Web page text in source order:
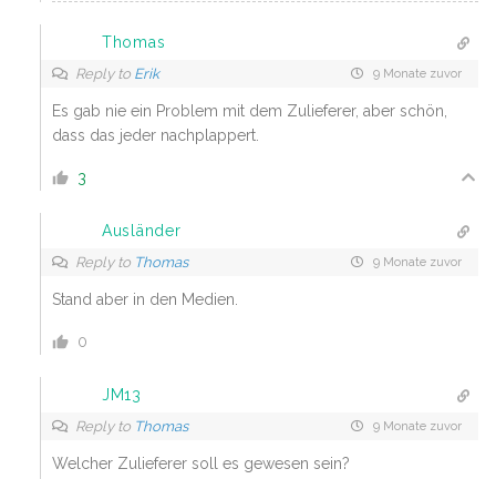
Thomas
Reply to Erik 9 Monate zuvor
Es gab nie ein Problem mit dem Zulieferer, aber schön,
dass das jeder nachplappert.
3
Ausländer
Reply to Thomas 9 Monate zuvor
Stand aber in den Medien.
0
JM13
Reply to Thomas 9 Monate zuvor
Welcher Zulieferer soll es gewesen sein?